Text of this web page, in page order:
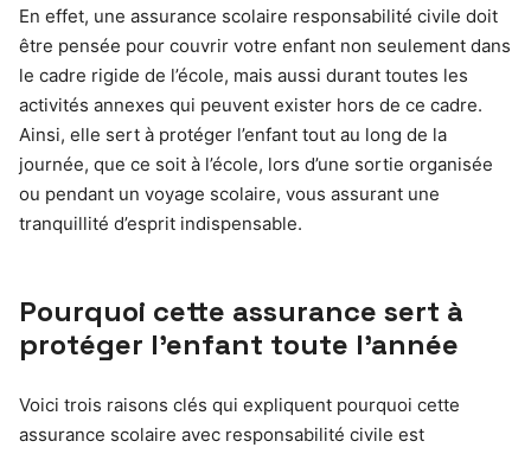
En effet, une assurance scolaire responsabilité civile doit
être pensée pour couvrir votre enfant non seulement dans
le cadre rigide de l’école, mais aussi durant toutes les
activités annexes qui peuvent exister hors de ce cadre.
Ainsi, elle sert à protéger l’enfant tout au long de la
journée, que ce soit à l’école, lors d’une sortie organisée
ou pendant un voyage scolaire, vous assurant une
tranquillité d’esprit indispensable.
Pourquoi cette assurance sert à
protéger l’enfant toute l’année
Voici trois raisons clés qui expliquent pourquoi cette
assurance scolaire avec responsabilité civile est